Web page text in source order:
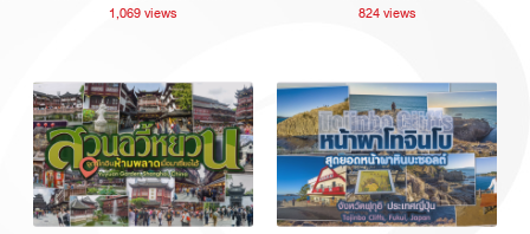
กวางตุ้ง ประเทศจีน
1,069 views 824 views